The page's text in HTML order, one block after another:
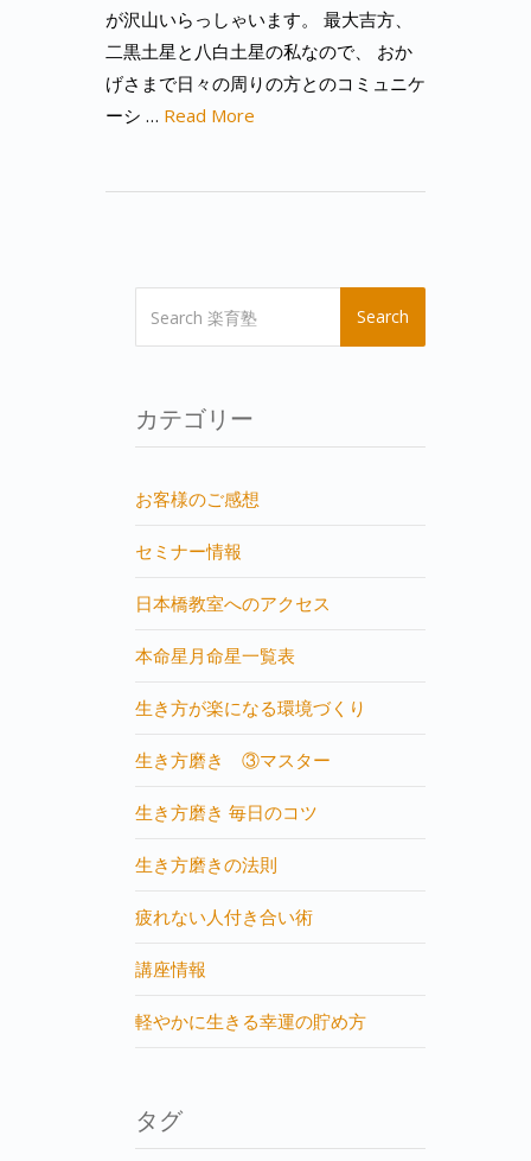
が沢山いらっしゃいます。 最大吉方、
二黒土星と八白土星の私なので、 おか
げさまで日々の周りの方とのコミュニケ
ーシ … Read More
Search
カテゴリー
お客様のご感想
セミナー情報
日本橋教室へのアクセス
本命星月命星一覧表
生き方が楽になる環境づくり
生き方磨き ③マスター
生き方磨き 毎日のコツ
生き方磨きの法則
疲れない人付き合い術
講座情報
軽やかに生きる幸運の貯め方
タグ